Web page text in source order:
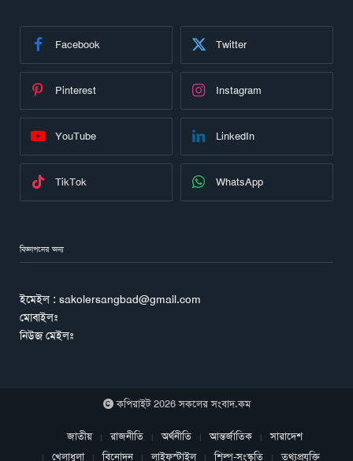
Facebook Twitter
Pinterest Instagram
YouTube LinkedIn
TikTok WhatsApp
বিজ্ঞাপনের জন্য
ইমেইল : sakolersangbad@gmail.com
মোবাইলঃ
নিউজ মেইলঃ
কপিরাইট 2026 সকলের সংবাদ.কম
জাতীয় রাজনীতি অর্থনীতি আন্তর্জাতিক
সারাদেশ
খেলাধুলা
বিনোদন লাইফস্টাইল শিল্প-সংস্কৃতি তথ্যপ্রযুক্তি